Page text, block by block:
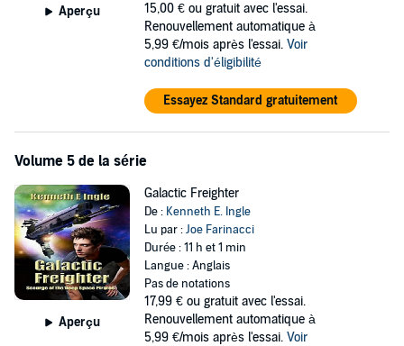
Aperçu 15,00 € ou gratuit avec l'essai.
Renouvellement automatique à
5,99 €/mois après l'essai. Voir
conditions d'éligibilité
Essayez Standard gratuitement
Volume 5 de la série
Aperçu
Galactic Freighter
De : Kenneth E. Ingle
Lu par :Joe Farinacci
Durée : 11 h et 1 min
Langue : Anglais
Pas de notations
17,99 € ou gratuit avec l'essai.
Renouvellement automatique à
5,99 €/mois après l'essai. Voir